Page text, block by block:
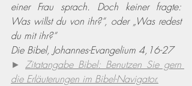
einer Frau sprach. Doch keiner fragte:
Was willst du von ihr?“, oder „Was redest
du mit ihr?“
Die Bibel, Johannes-Evangelium 4,16-27
► Zitatangabe Bibel: Benutzen Sie gern
die Erläuterungen im Bibel-Navigator.